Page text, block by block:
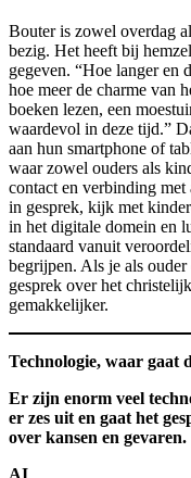
Bouter is zowel overdag
bezig. Het heeft bij
gegeven. “Hoe langer en
hoe meer de charme van
boeken lezen, een
waardevol in deze tijd.”
aan hun smartphone of
waar zowel ouders als
contact en verbinding
in gesprek, kijk met
in het digitale domein en
standaard vanuit
begrijpen. Als je als
gesprek over het
gemakkelijker.
Technologie, waar gaat
Er zijn enorm veel
er zes uit en gaat het
over kansen en gevaren.
AI